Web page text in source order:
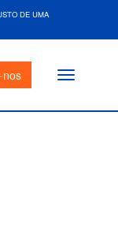
DE UMA
nos
Toggle